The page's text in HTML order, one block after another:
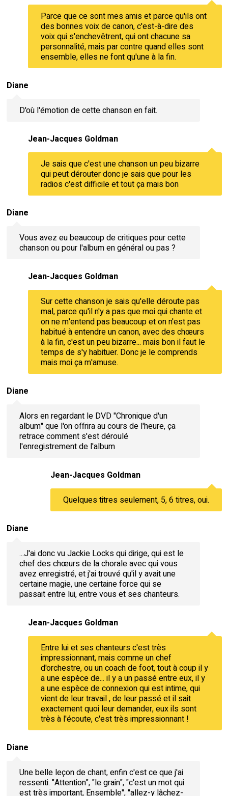
Parce que ce sont mes amis et parce qu'ils ont
des bonnes voix de canon, c'est-à-dire des
voix qui s'enchevêtrent, qui ont chacune sa
personnalité, mais par contre quand elles sont
ensemble, elles ne font qu'une à la fin.
Diane
D'où l'émotion de cette chanson en fait.
Jean-Jacques Goldman
Je sais que c'est une chanson un peu bizarre
qui peut dérouter donc je sais que pour les
radios c'est difficile et tout ça mais bon
Diane
Vous avez eu beaucoup de critiques pour cette
chanson ou pour l'album en général ou pas ?
Jean-Jacques Goldman
Sur cette chanson je sais qu'elle déroute pas
mal, parce qu'il n'y a pas que moi qui chante et
on ne m'entend pas beaucoup et on n'est pas
habitué à entendre un canon, avec des chœurs
à la fin, c'est un peu bizarre... mais bon il faut le
temps de s'y habituer. Donc je le comprends
mais moi ça m'amuse.
Diane
Alors en regardant le DVD "Chronique d'un
album" que l'on offrira au cours de l'heure, ça
retrace comment s'est déroulé
l'enregistrement de l'album
Jean-Jacques Goldman
Quelques titres seulement, 5, 6 titres, oui.
Diane
...J'ai donc vu Jackie Locks qui dirige, qui est le
chef des chœurs de la chorale avec qui vous
avez enregistré, et j'ai trouvé qu'il y avait une
certaine magie, une certaine force qui se
passait entre lui, entre vous et ses chanteurs.
Jean-Jacques Goldman
Entre lui et ses chanteurs c'est très
impressionnant, mais comme un chef
d'orchestre, ou un coach de foot, tout à coup il y
a une espèce de... il y a un passé entre eux, il y
a une espèce de connexion qui est intime, qui
vient de leur travail , de leur passé et il sait
exactement quoi leur demander, eux ils sont
très à l'écoute, c'est très impressionnant !
Diane
Une belle leçon de chant, enfin c'est ce que j'ai
ressenti. "Attention", "le grain", "c'est un mot qui
est très important, Ensemble", "allez-y lâchez-